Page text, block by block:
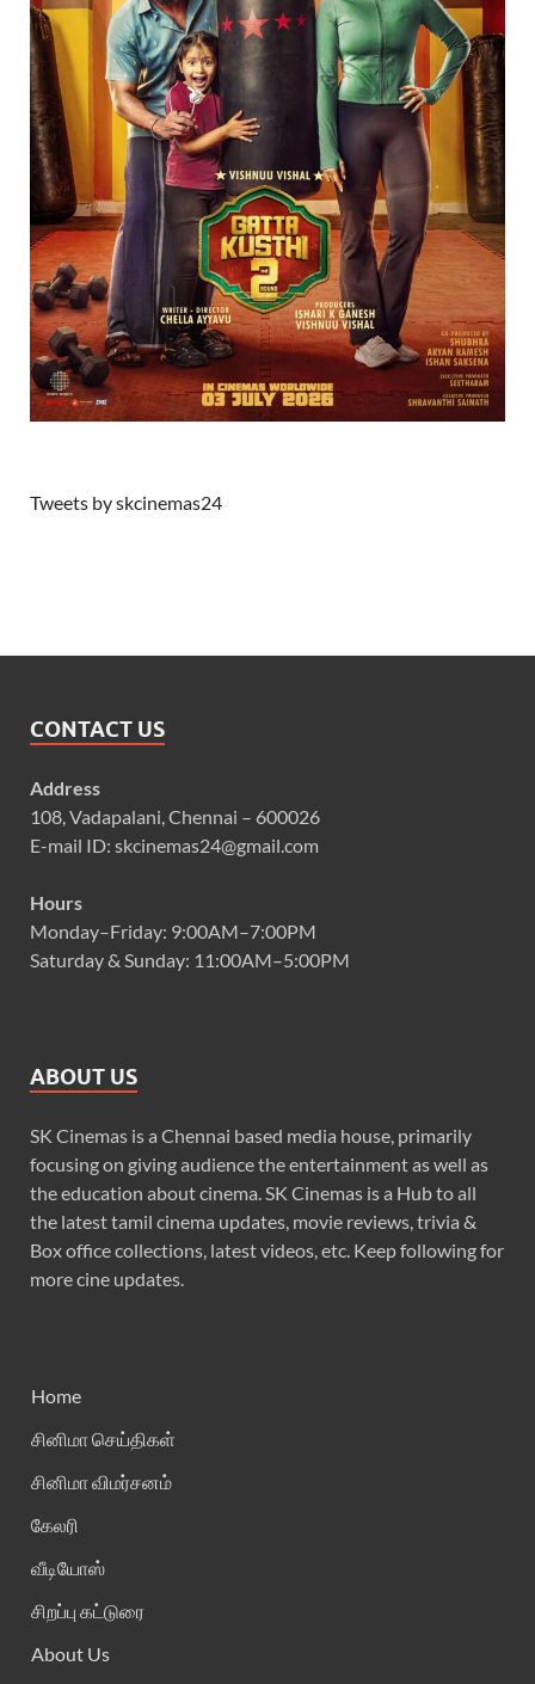
Tweets by skcinemas24
CONTACT US
Address
108, Vadapalani, Chennai – 600026
E-mail ID: skcinemas24@gmail.com
Hours
Monday–Friday: 9:00AM–7:00PM
Saturday & Sunday: 11:00AM–5:00PM
ABOUT US
SK Cinemas is a Chennai based media house, primarily
focusing on giving audience the entertainment as well as
the education about cinema. SK Cinemas is a Hub to all
the latest tamil cinema updates, movie reviews, trivia &
Box office collections, latest videos, etc. Keep following for
more cine updates.
Home
சினிமா செய்திகள்
சினிமா விமர்சனம்
கேலரி
வீடியோஸ்
சிறப்பு கட்டுரை
About Us